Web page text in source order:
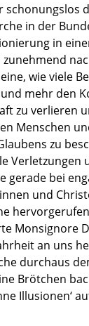
schonungslos
in der
in
wie viele
mehr den
zu verlieren
Menschen
zu
Verletzungen
gerade bei
und
Monsignore
an uns
durchaus
Brötchen
Illusionen‘